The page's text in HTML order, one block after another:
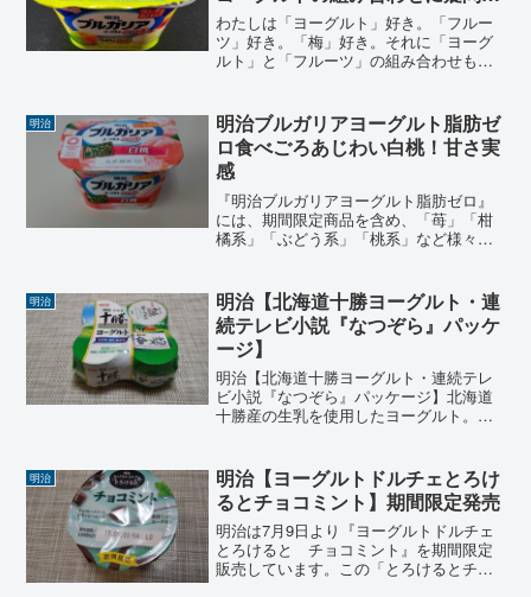
感じる
わたしは「ヨーグルト」好き。「フルー
ツ」好き。「梅」好き。それに「ヨーグ
ルト」と「フルーツ」の組み合わせも好
「好き」と素直に言えません。特に「ヨ
ーグルト」と「梅」の組み...
明治
明治ブルガリアヨーグルト脂肪ゼ
ロ食べごろあじわい白桃！甘さ実
感
『明治ブルガリアヨーグルト脂肪ゼロ』
には、期間限定商品を含め、「苺」「柑
橘系」「ぶどう系」「桃系」など様々な
(18.12.11）では発売されていないけど、
夏に食べた「明治ブルガ...
明治
明治【北海道十勝ヨーグルト・連
続テレビ小説『なつぞら』パッケ
ージ】
明治【北海道十勝ヨーグルト・連続テレ
ビ小説『なつぞら』パッケージ】北海道
十勝産の生乳を使用したヨーグルト。安
ビ小説第100作品目にあたる「なつぞら」
北海道十勝地方を舞台にしているこのド
ラマのロゴが入ったパッケージデザイン
のヨーグルト。
明治
明治【ヨーグルトドルチェとろけ
るとチョコミント】期間限定発売
明治は7月9日より『ヨーグルトドルチェ
とろけると チョコミント』を期間限定
販売しています。この「とろけるとチョ